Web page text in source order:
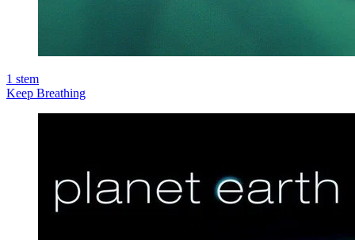
1 stem
Keep Breathing